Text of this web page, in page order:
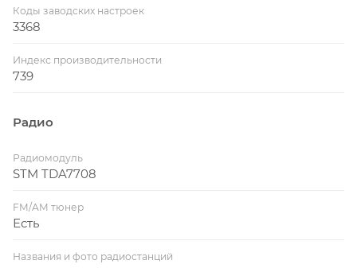
Коды заводских настроек
3368
Индекс производительности
739
Радио
Радиомодуль
STM TDA7708
FM/AM тюнер
Есть
Названия и фото радиостанций